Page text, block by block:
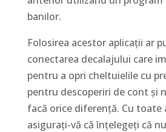
banilor.
Folosirea acestor aplicații ar
conectarea decalajului care
pentru a opri cheltuielile cu
pentru descoperiri de cont și
facă orice diferență. Cu toate
asigurați-vă că înțelegeți că